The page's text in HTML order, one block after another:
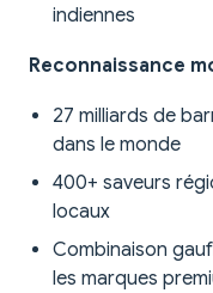
indiennes
Reconnaissance
27 milliards de
dans le monde
400+ saveurs
locaux
Combinaison
les marques